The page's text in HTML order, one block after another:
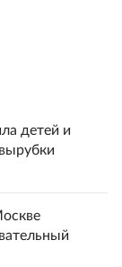
детей и